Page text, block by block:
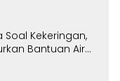
Soal Kekeringan,
Bantuan Air